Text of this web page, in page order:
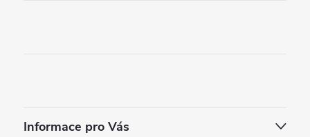
Informace pro Vás